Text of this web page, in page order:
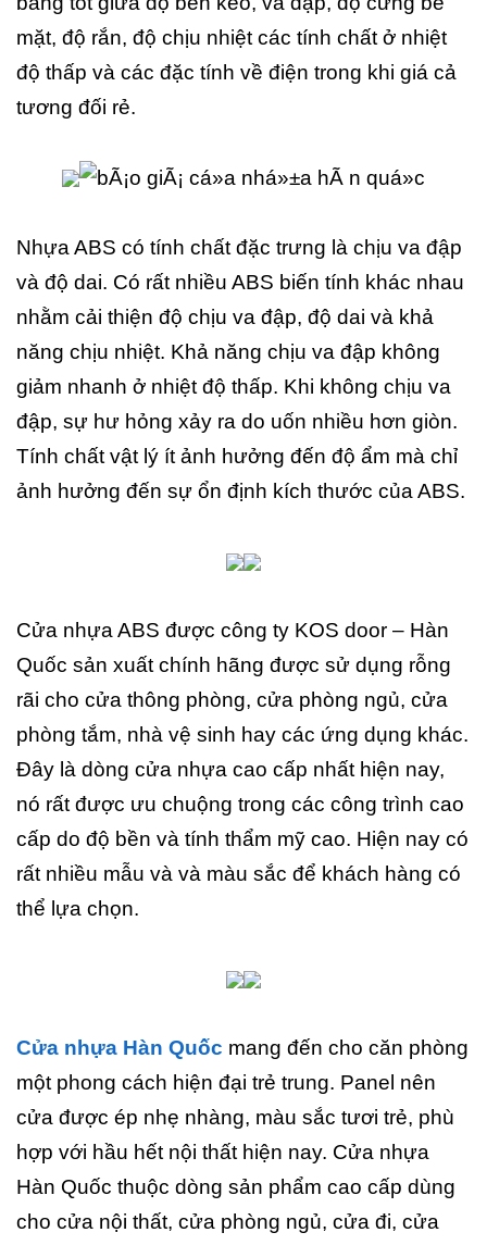
mặt, độ rắn, độ chịu nhiệt các tính chất ở nhiệt
độ thấp và các đặc tính về điện trong khi giá cả
tương đối rẻ.
Nhựa ABS có tính chất đặc trưng là chịu va đập
và độ dai. Có rất nhiều ABS biến tính khác nhau
nhằm cải thiện độ chịu va đập, độ dai và khả
năng chịu nhiệt. Khả năng chịu va đập không
giảm nhanh ở nhiệt độ thấp. Khi không chịu va
đập, sự hư hỏng xảy ra do uốn nhiều hơn giòn.
Tính chất vật lý ít ảnh hưởng đến độ ẩm mà chỉ
ảnh hưởng đến sự ổn định kích thước của ABS.
Cửa nhựa ABS được công ty KOS door – Hàn
Quốc sản xuất chính hãng được sử dụng rỗng
rãi cho cửa thông phòng, cửa phòng ngủ, cửa
phòng tắm, nhà vệ sinh hay các ứng dụng khác.
Đây là dòng cửa nhựa cao cấp nhất hiện nay,
nó rất được ưu chuộng trong các công trình cao
cấp do độ bền và tính thẩm mỹ cao. Hiện nay có
rất nhiều mẫu và và màu sắc để khách hàng có
thể lựa chọn.
Cửa nhựa Hàn Quốc mang đến cho căn phòng
một phong cách hiện đại trẻ trung. Panel nên
cửa được ép nhẹ nhàng, màu sắc tươi trẻ, phù
hợp với hầu hết nội thất hiện nay. Cửa nhựa
Hàn Quốc thuộc dòng sản phẩm cao cấp dùng
cho cửa nội thất, cửa phòng ngủ, cửa đi, cửa